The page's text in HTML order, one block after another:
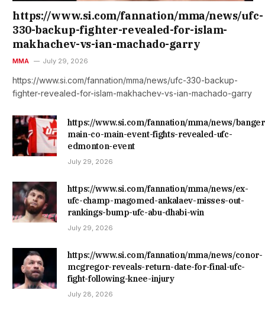
https://www.si.com/fannation/mma/news/ufc-
330-backup-fighter-revealed-for-islam-
makhachev-vs-ian-machado-garry
MMA July 29, 2026
https://www.si.com/fannation/mma/news/ufc-330-backup-
fighter-revealed-for-islam-makhachev-vs-ian-machado-garry
https://www.si.com/fannation/mma/news/
main-co-main-event-fights-revealed-ufc-
edmonton-event
July 29, 2026
https://www.si.com/fannation/mma/news/ex-
ufc-champ-magomed-ankalaev-misses-out-
rankings-bump-ufc-abu-dhabi-win
July 29, 2026
https://www.si.com/fannation/mma/news/conor-
mcgregor-reveals-return-date-for-final-ufc-
fight-following-knee-injury
July 28, 2026